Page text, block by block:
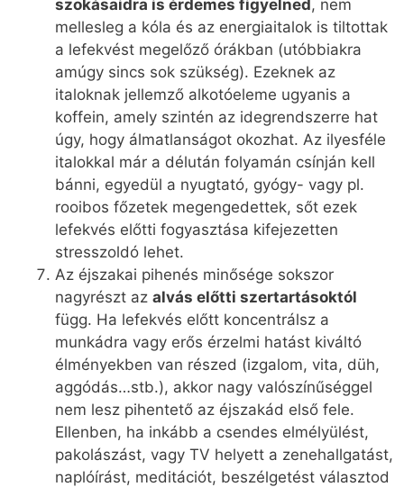
szokásaidra is érdemes figyelned, nem
mellesleg a kóla és az energiaitalok is tiltottak
a lefekvést megelőző órákban (utóbbiakra
amúgy sincs sok szükség). Ezeknek az
italoknak jellemző alkotóeleme ugyanis a
koffein, amely szintén az idegrendszerre hat
úgy, hogy álmatlanságot okozhat. Az ilyesféle
italokkal már a délután folyamán csínján kell
bánni, egyedül a nyugtató, gyógy- vagy pl.
rooibos főzetek megengedettek, sőt ezek
lefekvés előtti fogyasztása kifejezetten
stresszoldó lehet.
Az éjszakai pihenés minősége sokszor
nagyrészt az alvás előtti szertartásoktól
függ. Ha lefekvés előtt koncentrálsz a
munkádra vagy erős érzelmi hatást kiváltó
élményekben van részed (izgalom, vita, düh,
aggódás…stb.), akkor nagy valószínűséggel
nem lesz pihentető az éjszakád első fele.
Ellenben, ha inkább a csendes elmélyülést,
pakolászást, vagy TV helyett a zenehallgatást,
naplóírást, meditációt, beszélgetést választod